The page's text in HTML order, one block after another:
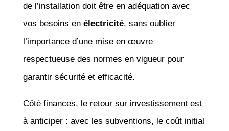
de l’installation doit être en adéquation avec
vos besoins en électricité, sans oublier
l’importance d’une mise en œuvre
respectueuse des normes en vigueur pour
garantir sécurité et efficacité.
Côté finances, le retour sur investissement est
à anticiper : avec les subventions, le coût initial